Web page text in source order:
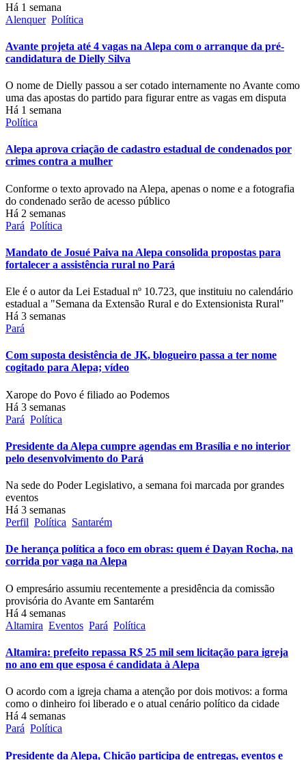
Há 1 semana
Alenquer Política
Avante projeta até 4 vagas na Alepa com o arranque da pré-
candidatura de Dielly Silva
O nome de Dielly passou a ser cotado internamente no Avante como
uma das apostas do partido para figurar entre as vagas em disputa
Há 1 semana
Política
Alepa aprova criação de cadastro estadual de condenados por
crimes contra a mulher
Conforme o texto aprovado na Alepa, apenas o nome e a fotografia
do condenado serão de acesso público
Há 2 semanas
Pará Política
Mandato de Josué Paiva na Alepa consolida propostas para
fortalecer a assistência rural no Pará
Ele é o autor da Lei Estadual nº 10.723, que instituiu no calendário
estadual a "Semana da Extensão Rural e do Extensionista Rural"
Há 3 semanas
Pará
Com suposta desistência de JK, blogueiro passa a ter nome
cogitado para Alepa; vídeo
Xarope do Povo é filiado ao Podemos
Há 3 semanas
Pará Política
Presidente da Alepa cumpre agendas em Brasília e no interior
pelo desenvolvimento do Pará
Na sede do Poder Legislativo, a semana foi marcada por grandes
eventos
Há 3 semanas
Perfil Política Santarém
De herança política a foco em obras: quem é Dayan Rocha, na
corrida por vaga na Alepa
O empresário assumiu recentemente a presidência da comissão
provisória do Avante em Santarém
Há 4 semanas
Altamira Eventos Pará Política
Altamira: prefeito repassa R$ 25 mil sem licitação para igreja
no ano em que esposa é candidata à Alepa
O acordo com a igreja chama a atenção por dois motivos: a forma
como o dinheiro foi liberado e o atual cenário político da cidade
Há 4 semanas
Pará Política
Presidente da Alepa, Chicão participa de entregas, eventos e